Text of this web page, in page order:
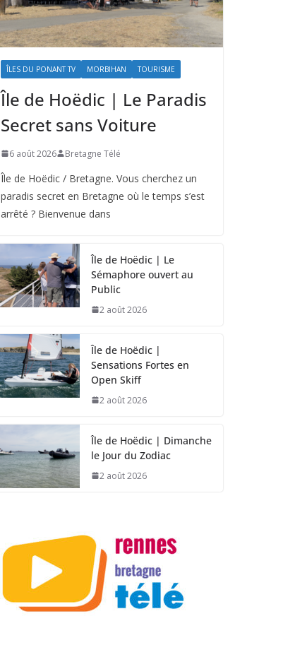
ÎLES DU PONANT TV MORBIHAN TOURISME
Île de Hoëdic | Le Paradis
Secret sans Voiture
6 août 2026 Bretagne Télé
Île de Hoëdic / Bretagne. Vous cherchez un
paradis secret en Bretagne où le temps s’est
arrêté ? Bienvenue dans
Île de Hoëdic | Le
Sémaphore ouvert au
Public
2 août 2026
Île de Hoëdic |
Sensations Fortes en
Open Skiff
2 août 2026
Île de Hoëdic | Dimanche
le Jour du Zodiac
2 août 2026